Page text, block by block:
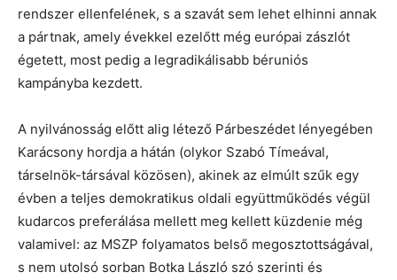
rendszer ellenfelének, s a szavát sem lehet elhinni annak
a pártnak, amely évekkel ezelőtt még európai zászlót
égetett, most pedig a legradikálisabb béruniós
kampányba kezdett.
A nyilvánosság előtt alig létező Párbeszédet lényegében
Karácsony hordja a hátán (olykor Szabó Tímeával,
társelnök-társával közösen), akinek az elmúlt szűk egy
évben a teljes demokratikus oldali együttműködés végül
kudarcos preferálása mellett meg kellett küzdenie még
valamivel: az MSZP folyamatos belső megosztottságával,
s nem utolsó sorban Botka László szó szerinti és